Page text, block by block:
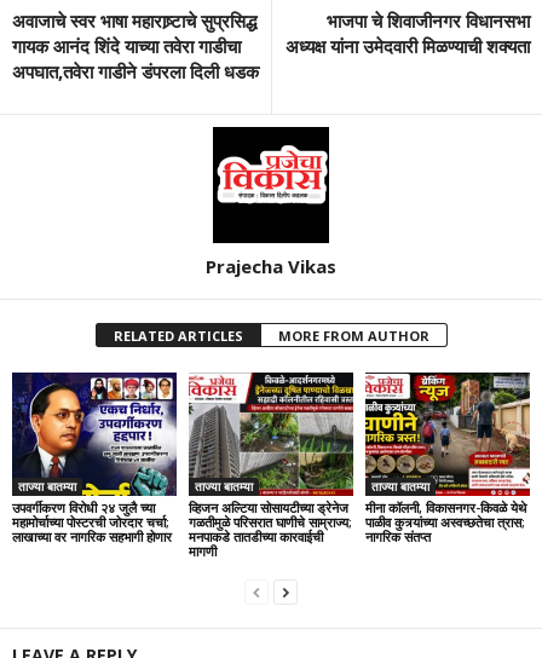
अवाजाचे स्वर भाषा महाराष्र्टाचे सुप्रसिद्ध
गायक आनंद शिंदे याच्या तवेरा गाडीचा
अपघात,तवेरा गाडीने डंपरला दिली धडक
भाजपा चे शिवाजीनगर विधानसभा
अध्यक्ष यांना उमेदवारी मिळण्याची शक्यता
Prajecha Vikas
RELATED ARTICLES MORE FROM AUTHOR
ताज्या बातम्या
उपवर्गीकरण विरोधी २४ जुलै च्या
महामोर्चाच्या पोस्टरची जोरदार चर्चा;
लाखाच्या वर नागरिक सहभागी होणार
ताज्या बातम्या
व्हिजन अल्टिया सोसायटीच्या ड्रेनेज
गळतीमुळे परिसरात घाणीचे साम्राज्य;
मनपाकडे तातडीच्या कारवाईची
मागणी
ताज्या बातम्या
मीना कॉलनी, विकासनगर-किवळे येथे
पाळीव कुत्र्यांच्या अस्वच्छतेचा त्रास;
नागरिक संतप्त